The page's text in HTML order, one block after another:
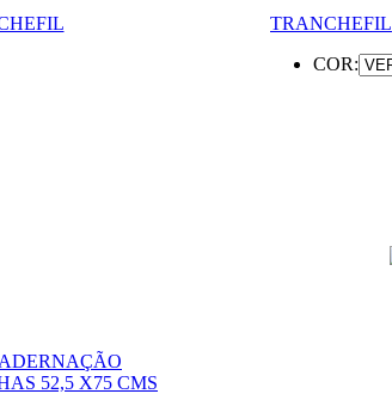
TRANCHEFIL
COR:
52,5 X75 CMS